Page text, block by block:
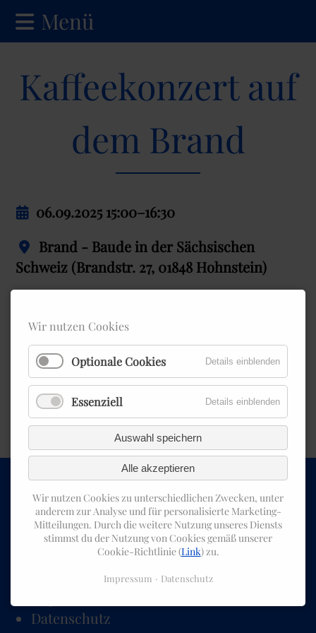
Menü
Kaffeekonzert auf
dem Brand
06.09.2025 15:00–16:30
Brand - Baude in der Sächsischen
Schweiz (Brandstr. 27, 01848 Hohnstein)
Zurück
Navigation
Sponsoren
Datenschutz
Wir nutzen Cookies
Optionale Cookies Details einblenden
Essenziell Details einblenden
Auswahl speichern
Alle akzeptieren
Wir nutzen Cookies zu unterschiedlichen Zwecken, unter
anderem zur Analyse und für personalisierte Marketing-
Mitteilungen. Durch die weitere Nutzung unseres Diensts
stimmst du der Nutzung von Cookies gemäß unserer
Cookie-Richtlinie (Link) zu.
Impressum Datenschutz